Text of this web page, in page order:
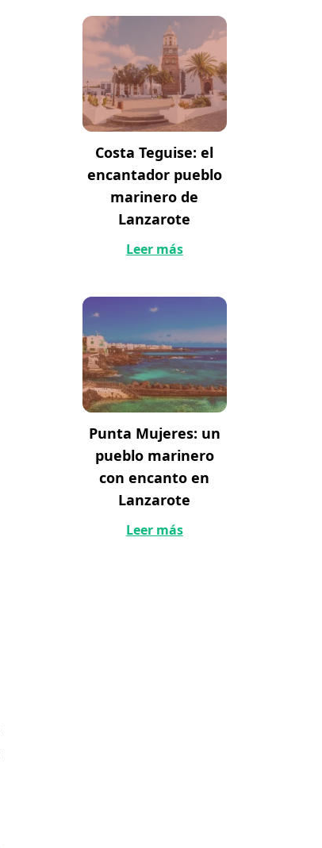
Costa Teguise: el
encantador pueblo
marinero de
Lanzarote
Leer más
Punta Mujeres: un
pueblo marinero
con encanto en
Lanzarote
Leer más